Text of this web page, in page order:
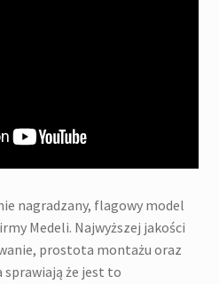
nagradzany, flagowy model
Medeli. Najwyższej jakości
prostota montażu oraz
że jest to